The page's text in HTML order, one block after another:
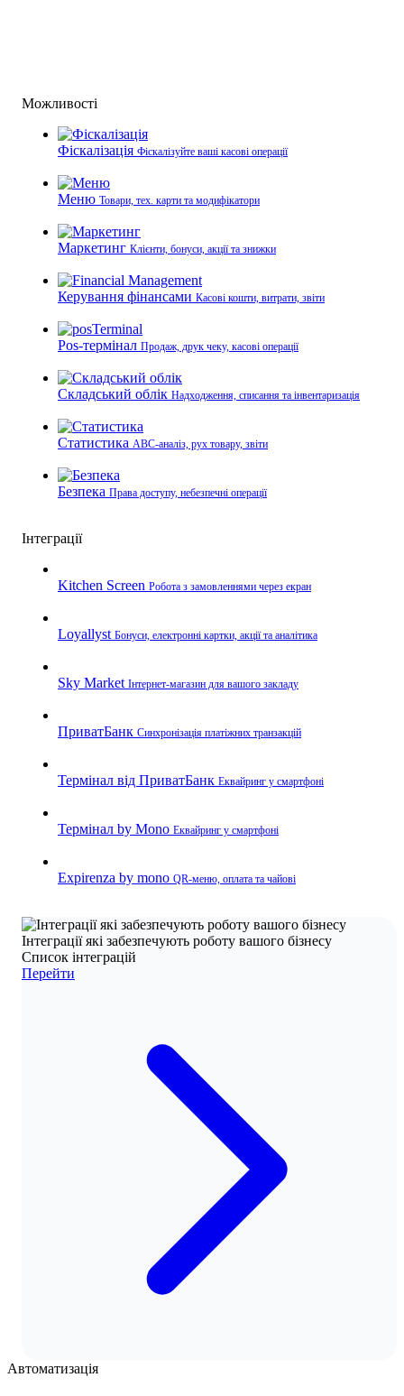
Можливості
Фіскалізація Фіскалізуйте ваші касові операції
Меню Товари, тех. карти та модифікатори
Маркетинг Клієнти, бонуси, акції та знижки
Керування фінансами Касові кошти, витрати, звіти
Pos-термінал Продаж, друк чеку, касові операції
Складський облік Надходження, списання та інвентаризація
Статистика ABC-аналіз, рух товару, звіти
Безпека Права доступу, небезпечні операції
Інтеграції
Kitchen Screen Робота з замовленнями через екран
Loyallyst Бонуси, електронні картки, акції та аналітика
Sky Market Інтернет-магазин для вашого закладу
ПриватБанк Синхронізація платіжних транзакцій
Термінал від ПриватБанк Еквайринг у смартфоні
Термінал by Mono Еквайринг у смартфоні
Expirenza by mono QR-меню, оплата та чайові
Інтеграції які забезпечують роботу вашого бізнесу
Список інтеграцій
Перейти
Автоматизація